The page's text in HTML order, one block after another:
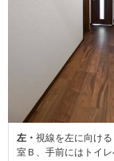
左・ 視線を左に向け
室Ｂ、手前にはトイ